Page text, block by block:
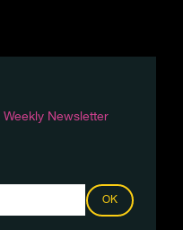
Weekly Newsletter
OK